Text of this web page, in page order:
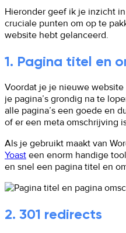
Hieronder geef ik je inzicht
cruciale punten om op te
website hebt gelanceerd.
1. Pagina titel en
Voordat je je nieuwe
je pagina’s grondig na te
alle pagina’s een goede en
of er een meta omschrijving
Als je gebruikt maakt van
Yoast een enorm handige
en snel een pagina titel en
2. 301 redirects